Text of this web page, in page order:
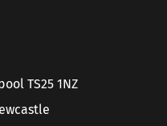
TS25 1NZ